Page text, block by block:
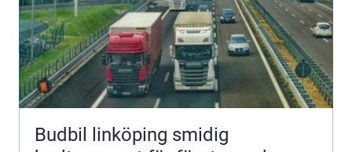
Budbil linköping smidig